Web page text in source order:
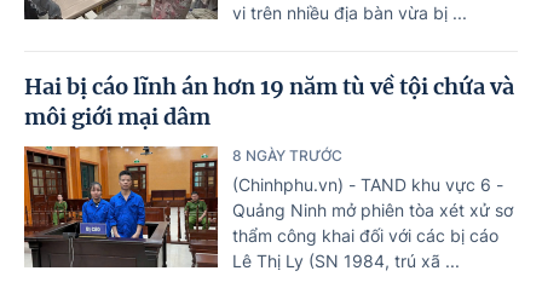
vi trên nhiều địa bàn vừa bị ...
Hai bị cáo lĩnh án hơn 19 năm tù về tội chứa và
môi giới mại dâm
8 NGÀY TRƯỚC
(Chinhphu.vn) - TAND khu vực 6 -
Quảng Ninh mở phiên tòa xét xử sơ
thẩm công khai đối với các bị cáo
Lê Thị Ly (SN 1984, trú xã ...